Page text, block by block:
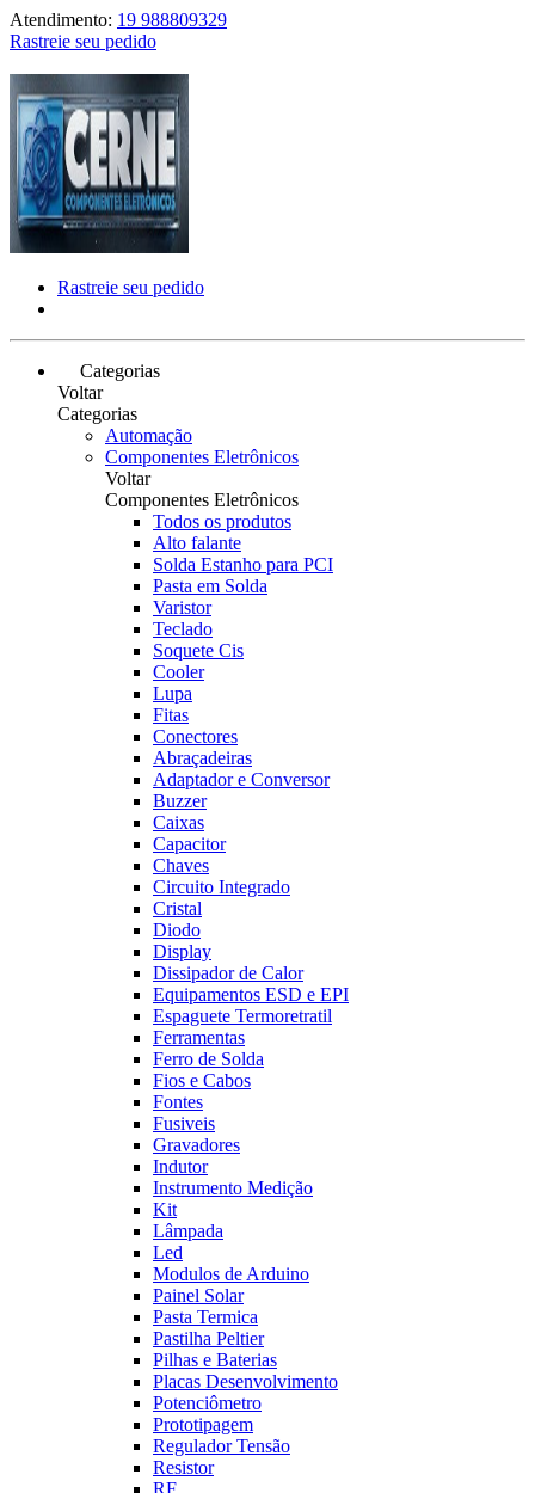
Atendimento: 19 988809329
Rastreie seu pedido
Rastreie seu pedido
Categorias
Voltar
Categorias
Automação
Componentes Eletrônicos
Voltar
Componentes Eletrônicos
Todos os produtos
Alto falante
Solda Estanho para PCI
Pasta em Solda
Varistor
Teclado
Soquete Cis
Cooler
Lupa
Fitas
Conectores
Abraçadeiras
Adaptador e Conversor
Buzzer
Caixas
Capacitor
Chaves
Circuito Integrado
Cristal
Diodo
Display
Dissipador de Calor
Equipamentos ESD e EPI
Espaguete Termoretratil
Ferramentas
Ferro de Solda
Fios e Cabos
Fontes
Fusiveis
Gravadores
Indutor
Instrumento Medição
Kit
Lâmpada
Led
Modulos de Arduino
Painel Solar
Pasta Termica
Pastilha Peltier
Pilhas e Baterias
Placas Desenvolvimento
Potenciômetro
Prototipagem
Regulador Tensão
Resistor
RF